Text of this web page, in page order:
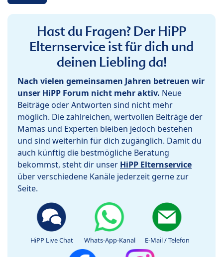
Hast du Fragen? Der HiPP
Elternservice ist für dich und
deinen Liebling da!
Nach vielen gemeinsamen Jahren betreuen wir
unser HiPP Forum nicht mehr aktiv. Neue
Beiträge oder Antworten sind nicht mehr
möglich. Die zahlreichen, wertvollen Beiträge der
Mamas und Experten bleiben jedoch bestehen
und sind weiterhin für dich zugänglich. Damit du
auch künftig die bestmögliche Beratung
bekommst, steht dir unser HiPP Elternservice
über verschiedene Kanäle jederzeit gerne zur
Seite.
HiPP Live Chat Whats-App-Kanal E-Mail / Telefon